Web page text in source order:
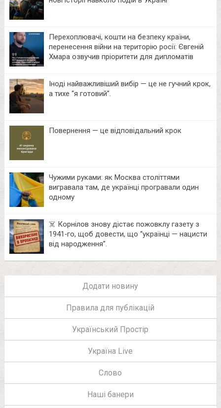
Перехоплювачі, кошти на безпеку країни,
перенесення війни на територію росії: Євгеній
Хмара озвучив пріоритети для дипломатів
Іноді найважливіший вибір — це не гучний крок,
а тихе “я готовий”.
Повернення — це відповідальний крок
Чужими руками: як Москва століттями
вигравала там, де українці програвали один
одному
☠️ Корнілов знову дістає пожовклу газету з
1941‑го, щоб довести, що “українці — нацисти
від народження”.
Додати новину
Правила для публікацій
Український Простір
Україна Live
Слово
Наші банери